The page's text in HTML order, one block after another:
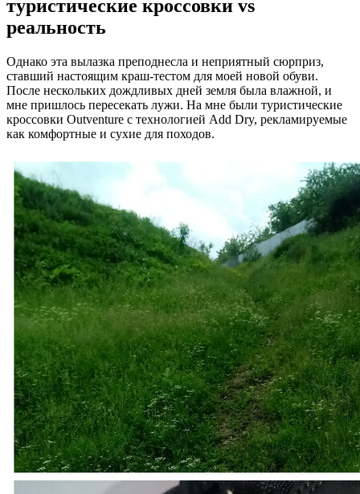
туристические кроссовки vs
реальность
Однако эта вылазка преподнесла и неприятный сюрприз,
ставший настоящим краш-тестом для моей новой обуви.
После нескольких дождливых дней земля была влажной, и
мне пришлось пересекать лужи. На мне были туристические
кроссовки Outventure с технологией Add Dry, рекламируемые
как комфортные и сухие для походов.